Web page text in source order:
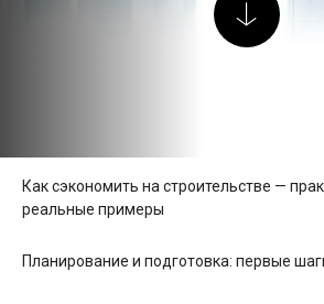
Как сэкономить на строительстве —
реальные примеры
Планирование и подготовка: первые